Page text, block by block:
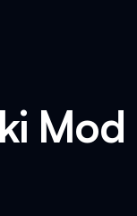
Mod